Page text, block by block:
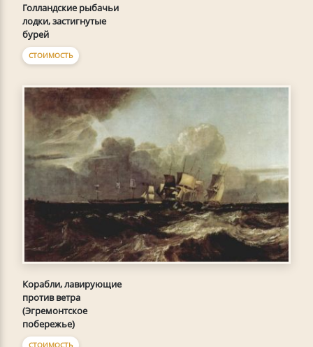
Голландские рыбачьи
лодки, застигнутые
бурей
СТОИМОСТЬ
Корабли, лавирующие
против ветра
(Эгремонтское
побережье)